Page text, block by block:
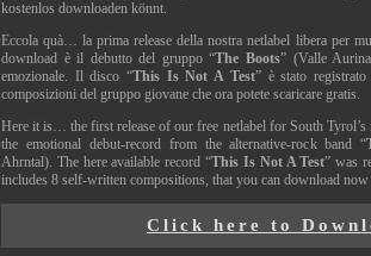
kostenlos downloaden könnt.
Eccola quà… la prima release della nostra netlabel libera per
download è il debutto del gruppo “The Boots” (Valle
emozionale. Il disco “This Is Not A Test” è stato
composizioni del gruppo giovane che ora potete scaricare gratis.
Here it is… the first release of our free netlabel for South
the emotional debut-record from the alternative-rock band “
Ahrntal). The here available record “This Is Not A Test” was
includes 8 self-written compositions, that you can download
Click here to